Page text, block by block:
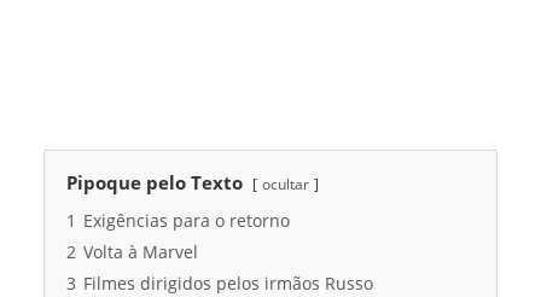
Pipoque pelo Texto ocultar
1 Exigências para o retorno
2 Volta à Marvel
3 Filmes dirigidos pelos irmãos Russo